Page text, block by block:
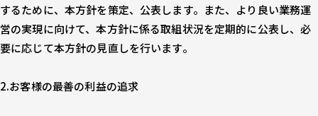
するために、本方針を策定、公表します。また、より良い業務運
営の実現に向けて、本方針に係る取組状況を定期的に公表し、必
要に応じて本方針の見直しを行います。
2.お客様の最善の利益の追求